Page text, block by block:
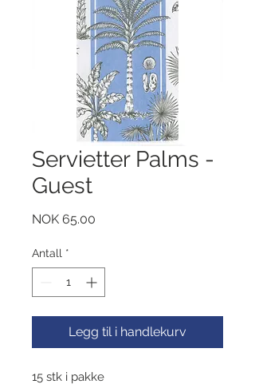
Servietter Palms -
Guest
NOK 65.00
Antall *
Legg til i handlekurv
15 stk i pakke